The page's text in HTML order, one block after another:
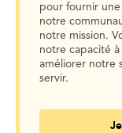
pour fournir
notre
notre mission.
notre capacité
améliorer notre
servir.